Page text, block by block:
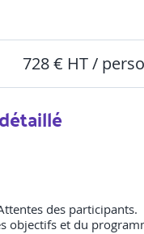
728 € HT /
des participants.
objectifs et du